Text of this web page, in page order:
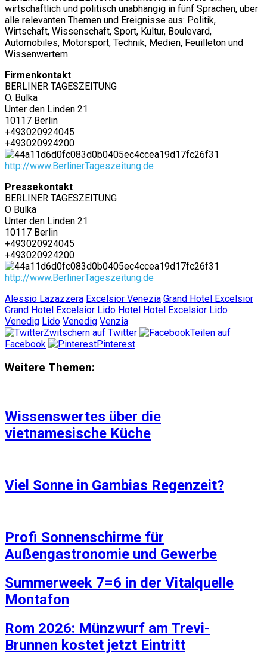
wirtschaftlich und politisch unabhängig in fünf Sprachen, über
alle relevanten Themen und Ereignisse aus: Politik,
Wirtschaft, Wissenschaft, Sport, Kultur, Boulevard,
Automobiles, Motorsport, Technik, Medien, Feuilleton und
Wissenwertem
Firmenkontakt
BERLINER TAGESZEITUNG
O. Bulka
Unter den Linden 21
10117 Berlin
+493020924045
+493020924200
http://www.BerlinerTageszeitung.de
Pressekontakt
BERLINER TAGESZEITUNG
O Bulka
Unter den Linden 21
10117 Berlin
+493020924045
+493020924200
http://www.BerlinerTageszeitung.de
Alessio Lazazzera Excelsior Venezia Grand Hotel Excelsior
Grand Hotel Excelsior Lido Hotel Hotel Excelsior Lido
Venedig Lido Venedig Venzia
Zwitschern auf Twitter
Teilen auf
Facebook
Pinterest
Weitere Themen:
Wissenswertes über die
vietnamesische Küche
Viel Sonne in Gambias Regenzeit?
Profi Sonnenschirme für
Außengastronomie und Gewerbe
Summerweek 7=6 in der Vitalquelle
Montafon
Rom 2026: Münzwurf am Trevi-
Brunnen kostet jetzt Eintritt